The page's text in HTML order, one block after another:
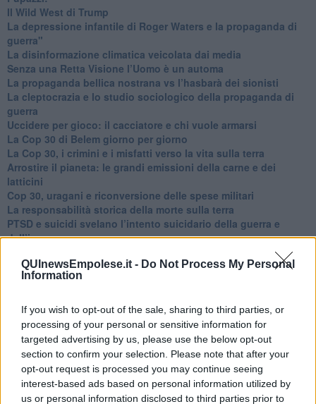
QUInewsEmpolese.it - Do Not Process My Personal
Information
If you wish to opt-out of the sale, sharing to third parties, or
processing of your personal or sensitive information for
targeted advertising by us, please use the below opt-out
section to confirm your selection. Please note that after your
opt-out request is processed you may continue seeing
interest-based ads based on personal information utilized by
us or personal information disclosed to third parties prior to
​Il Wild West di Trump
​La depressione infantile di Roger Waters e la propaganda di
guerra"
​La disinformazione climatica veicolata dai media
Senza una Retta Visione l’Uomo è un automa
​La propaganda bellica nostrana vs l’hasbarà dei sionisti
​La cleptocrazia e lo studio sociologico della propaganda di
guerra
​Uccidere per gioco: il cacciatore e chi vuole armarsi
​La Cop 30 di Belem giorno per giorno
La Cop 30, i crimini e i misfatti verso la vita sulla terra
Arrostire il pianeta: le grandi emissioni della carne e dei
latticini
​Cop 30, uragani e riconversione delle spese militari
La responsabilità storica della morte sulla terra
PTSD e suicidi svelano l’intento suicidario della guerra e
dell’ignoranza
​Il tecno-fascismo e i suoi nemici delusi
​I comici e il vittimismo paranoideo al potere
Le Pax imperiali e Tianxia (prima parte)
Un mondo condiviso a misura di bambino
​Un chiarimento, Chris Hedges e qualche domanda
Il velleitarismo di Trump, dell’UE e di Darwin
​Karen Horney e il ponte sullo Stretto
​I bulli vanno isolati
L’invertebrata von der Leyen e il Lula-risk